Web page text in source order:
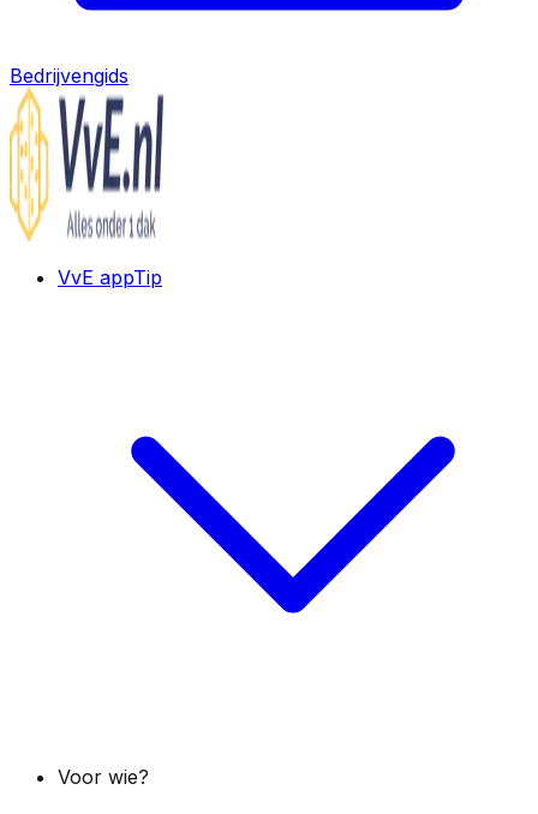
Bedrijvengids
VvE appTip
Voor wie?